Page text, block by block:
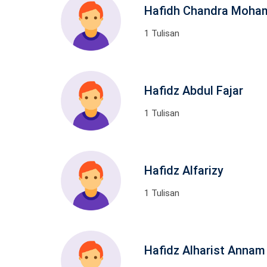
Hafidh Chandra
1 Tulisan
Hafidz Abdul Fajar
1 Tulisan
Hafidz Alfarizy
1 Tulisan
Hafidz Alharist Annam